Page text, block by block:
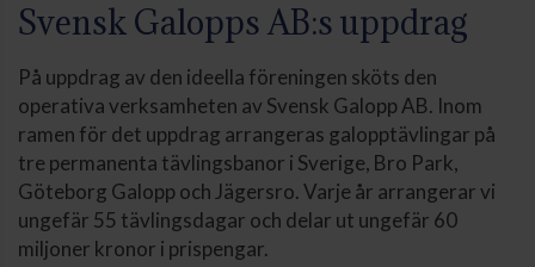
Svensk Galopps AB:s uppdrag
På uppdrag av den ideella föreningen sköts den
operativa verksamheten av Svensk Galopp AB. Inom
ramen för det uppdrag arrangeras galopptävlingar på
tre permanenta tävlingsbanor i Sverige, Bro Park,
Göteborg Galopp och Jägersro. Varje år arrangerar vi
ungefär 55 tävlingsdagar och delar ut ungefär 60
miljoner kronor i prispengar.